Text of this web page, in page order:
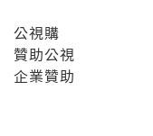
公視購
贊助公視
企業贊助